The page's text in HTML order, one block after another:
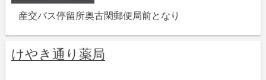
産交バス停留所奥古閑郵便局前となり
けやき通り薬局